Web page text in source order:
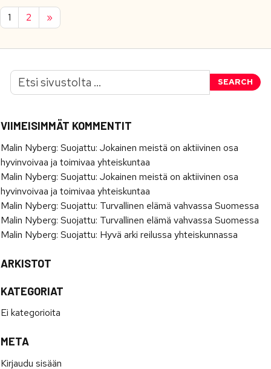
1 2 »
SEARCH
VIIMEISIMMÄT KOMMENTIT
Malin Nyberg: Suojattu: Jokainen meistä on aktiivinen osa
hyvinvoivaa ja toimivaa yhteiskuntaa
Malin Nyberg: Suojattu: Jokainen meistä on aktiivinen osa
hyvinvoivaa ja toimivaa yhteiskuntaa
Malin Nyberg: Suojattu: Turvallinen elämä vahvassa Suomessa
Malin Nyberg: Suojattu: Turvallinen elämä vahvassa Suomessa
Malin Nyberg: Suojattu: Hyvä arki reilussa yhteiskunnassa
ARKISTOT
KATEGORIAT
Ei kategorioita
META
Kirjaudu sisään